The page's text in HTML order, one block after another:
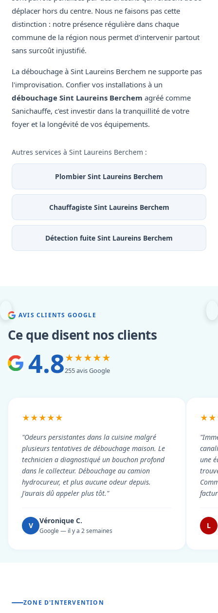
déplacer hors du centre. Nous ne faisons pas cette
distinction : notre présence régulière dans chaque
commune de la région nous permet d'intervenir partout
sans surcoût injustifié.
La débouchage à Sint Laureins Berchem ne supporte pas
l'improvisation. Confier vos installations à un
débouchage Sint Laureins Berchem agréé comme
Sanichauffe, c'est investir dans la tranquillité de votre
foyer et la longévité de vos équipements.
Autres services à Sint Laureins Berchem :
Plombier Sint Laureins Berchem
Chauffagiste Sint Laureins Berchem
Détection fuite Sint Laureins Berchem
AVIS CLIENTS GOOGLE
Ce que disent nos clients
4.8★★★★★
255 avis Google
★★★★★
"Odeurs persistantes dans la cuisine malgré
plusieurs tentatives de débouchage maison. Le
technicien a diagnostiqué un bouchon profond
dans le collecteur. Débouchage au camion
hydrocureur, et plus aucune odeur depuis.
J'aurais dû appeler plus tôt."
V
Véronique C.
Google — il y a 2 semaines
une
L
ZONE D'INTERVENTION